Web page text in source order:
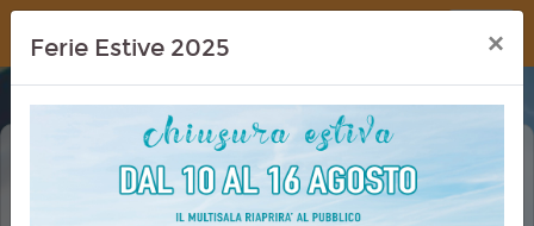
Dream Cinema
I FANTASTICI 4: GLI INIZI (THE
FANTASTIC FOUR - FIRST STEPS)
Ferie Estive 2025 ×